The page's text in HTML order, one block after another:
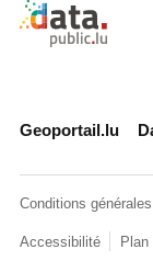
Retour à
Geoportail.lu
Conditions
Accessibilité